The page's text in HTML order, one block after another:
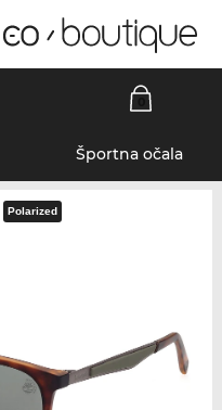
Športna očala
Polarized